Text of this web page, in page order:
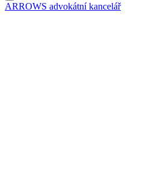
ARROWS advokátní kancelář